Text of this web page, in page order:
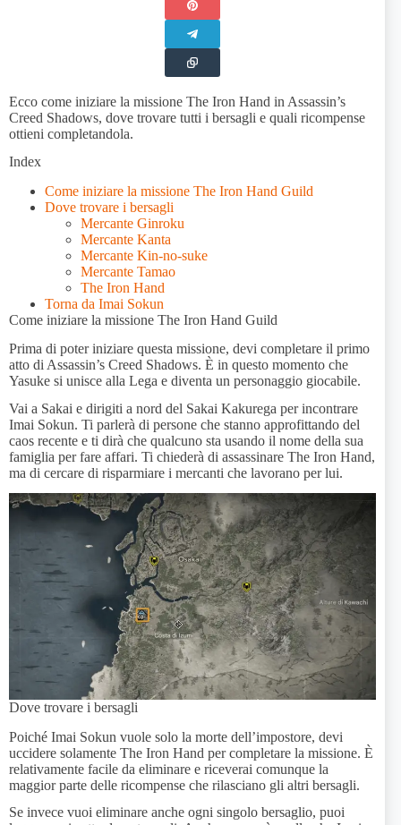
Ecco come iniziare la missione The Iron Hand in Assassin’s
Creed Shadows, dove trovare tutti i bersagli e quali ricompense
ottieni completandola.
Index
Come iniziare la missione The Iron Hand Guild
Dove trovare i bersagli
Mercante Ginroku
Mercante Kanta
Mercante Kin-no-suke
Mercante Tamao
The Iron Hand
Torna da Imai Sokun
Come iniziare la missione The Iron Hand Guild
Prima di poter iniziare questa missione, devi completare il primo
atto di Assassin’s Creed Shadows. È in questo momento che
Yasuke si unisce alla Lega e diventa un personaggio giocabile.
Vai a Sakai e dirigiti a nord del Sakai Kakurega per incontrare
Imai Sokun. Ti parlerà di persone che stanno approfittando del
caos recente e ti dirà che qualcuno sta usando il nome della sua
famiglia per fare affari. Ti chiederà di assassinare The Iron Hand,
ma di cercare di risparmiare i mercanti che lavorano per lui.
Dove trovare i bersagli
Poiché Imai Sokun vuole solo la morte dell’impostore, devi
uccidere solamente The Iron Hand per completare la missione. È
relativamente facile da eliminare e riceverai comunque la
maggior parte delle ricompense che rilasciano gli altri bersagli.
Se invece vuoi eliminare anche ogni singolo bersaglio, puoi